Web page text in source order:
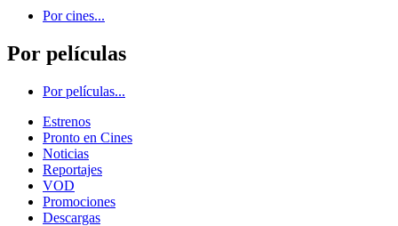
Por cines...
Por películas
Por películas...
Estrenos
Pronto en Cines
Noticias
Reportajes
VOD
Promociones
Descargas